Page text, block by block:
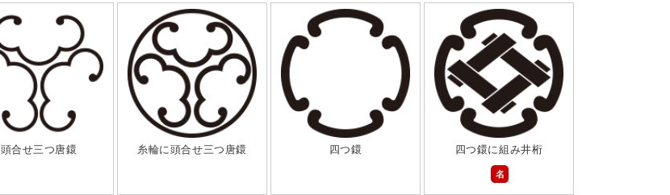
頭合せ三つ唐鐶 糸輪に頭合せ三つ唐鐶 四つ鐶
四つ鐶に組み井桁
名